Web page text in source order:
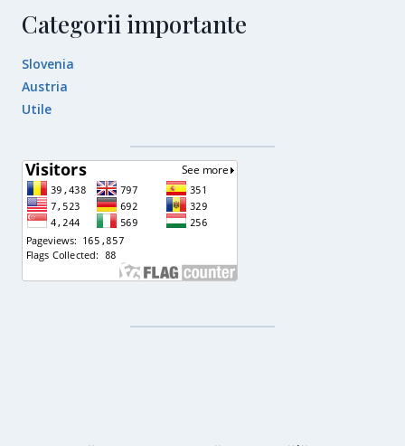
Categorii importante
Slovenia
Austria
Utile